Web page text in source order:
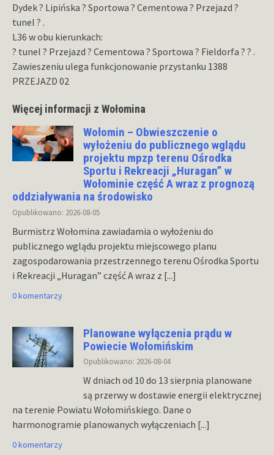
Dydek ? Lipińska ? Sportowa ? Cementowa ? Przejazd ?
tunel ? .
L36 w obu kierunkach:
? tunel ? Przejazd ? Cementowa ? Sportowa ? Fieldorfa ? ? .
Zawieszeniu ulega funkcjonowanie przystanku 1388
PRZEJAZD 02
Więcej informacji z Wołomina
Wołomin – Obwieszczenie o
wyłożeniu do publicznego wglądu
projektu mpzp terenu Ośrodka
Sportu i Rekreacji „Huragan” w
Wołominie część A wraz z prognozą
oddziaływania na środowisko
Opublikowano: 2026-08-05
Burmistrz Wołomina zawiadamia o wyłożeniu do
publicznego wglądu projektu miejscowego planu
zagospodarowania przestrzennego terenu Ośrodka Sportu
i Rekreacji „Huragan” część A wraz z [...]
0 komentarzy
Planowane wyłączenia prądu w
Powiecie Wołomińskim
Opublikowano: 2026-08-04
W dniach od 10 do 13 sierpnia planowane
są przerwy w dostawie energii elektrycznej
na terenie Powiatu Wołomińskiego. Dane o
harmonogramie planowanych wyłączeniach [...]
0 komentarzy